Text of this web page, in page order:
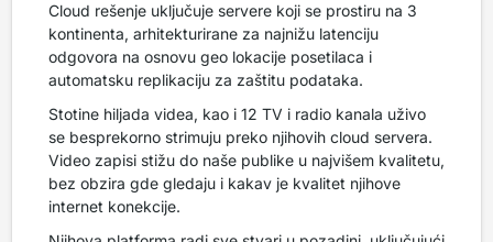
Cloud rešenje uključuje servere koji se prostiru na 3
kontinenta, arhitekturirane za najnižu latenciju
odgovora na osnovu geo lokacije posetilaca i
automatsku replikaciju za zaštitu podataka.
Stotine hiljada videa, kao i 12 TV i radio kanala uživo
se besprekorno strimuju preko njihovih cloud servera.
Video zapisi stižu do naše publike u najvišem kvalitetu,
bez obzira gde gledaju i kakav je kvalitet njihove
internet konekcije.